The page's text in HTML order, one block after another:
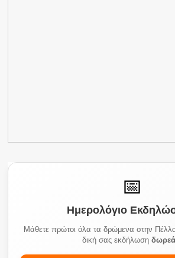
📅
Ημερολόγιο
Μάθετε πρώτοι όλα τα δρώμενα στην
δική σας εκδήλωση